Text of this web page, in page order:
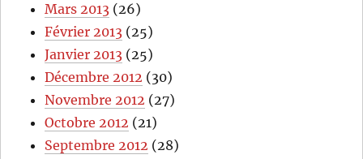
Mars 2013 (26)
Février 2013 (25)
Janvier 2013 (25)
Décembre 2012 (30)
Novembre 2012 (27)
Octobre 2012 (21)
Septembre 2012 (28)